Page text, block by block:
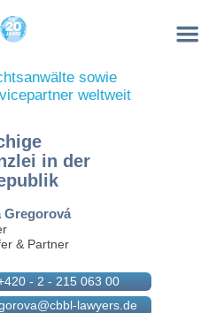
sowie
weltweit
in der
Gregorová
& Partner
- 2 - 215 063 00
lawyers.de